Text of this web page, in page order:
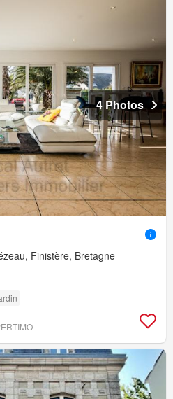
4 Photos
Finistère, Bretagne